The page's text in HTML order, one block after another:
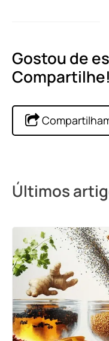
Gostou de
Compartilhe!
Últimos